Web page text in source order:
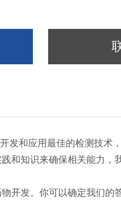
发和应用最佳的检测技术
和知识来确保相关能力，
开发。你可以确定我们的